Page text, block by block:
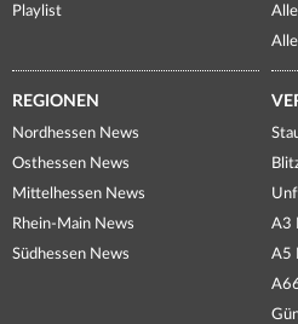
Playlist
REGIONEN
Nordhessen News
Osthessen News
Mittelhessen News
Rhein-Main News
Südhessen News
A3
A5